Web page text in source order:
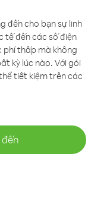
đến cho bạn sự linh
tế đến các số điện
phí thấp mà không
kỳ lúc nào. Với gói
tiết kiệm trên các